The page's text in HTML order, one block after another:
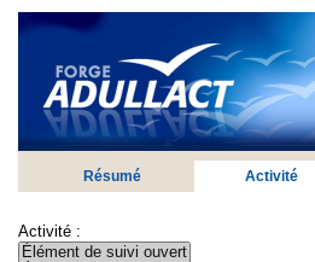
Résumé Activité
Activité :